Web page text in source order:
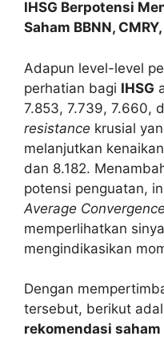
IHSG Berpotensi
Saham BBNN,
Adapun level-level
perhatian bagi IHSG
7.853, 7.739, 7.660,
resistance krusial
melanjutkan
dan 8.182.
potensi penguatan,
Average
memperlihatkan
mengindikasikan
Dengan
tersebut, berikut
rekomendasi